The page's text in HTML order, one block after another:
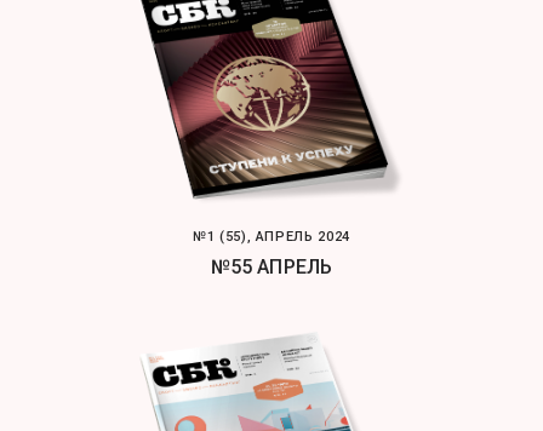
№1 (55), АПРЕЛЬ 2024
№55 АПРЕЛЬ